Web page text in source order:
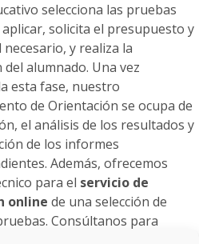
selecciona las pruebas
aplicar, solicita el presupuesto y
y realiza la
del alumnado. Una vez
esta fase, nuestro
de Orientación se ocupa de
el análisis de los resultados y
de los informes
Además, ofrecemos
para el servicio de
online de una selección de
Consúltanos para